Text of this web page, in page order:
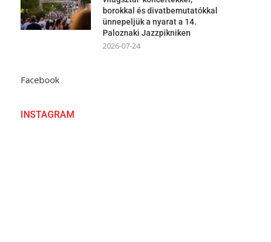
borokkal és divatbemutatókkal
ünnepeljük a nyarat a 14.
Paloznaki Jazzpikniken
2026-07-24
Facebook
INSTAGRAM